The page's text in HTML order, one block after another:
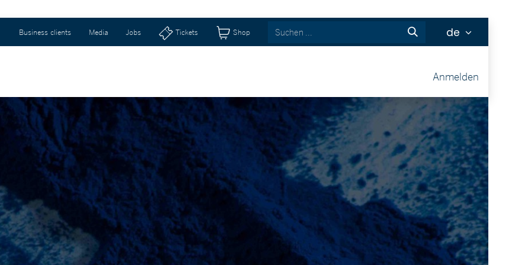
Business clients Media Jobs Tickets Shop de
Anmelden